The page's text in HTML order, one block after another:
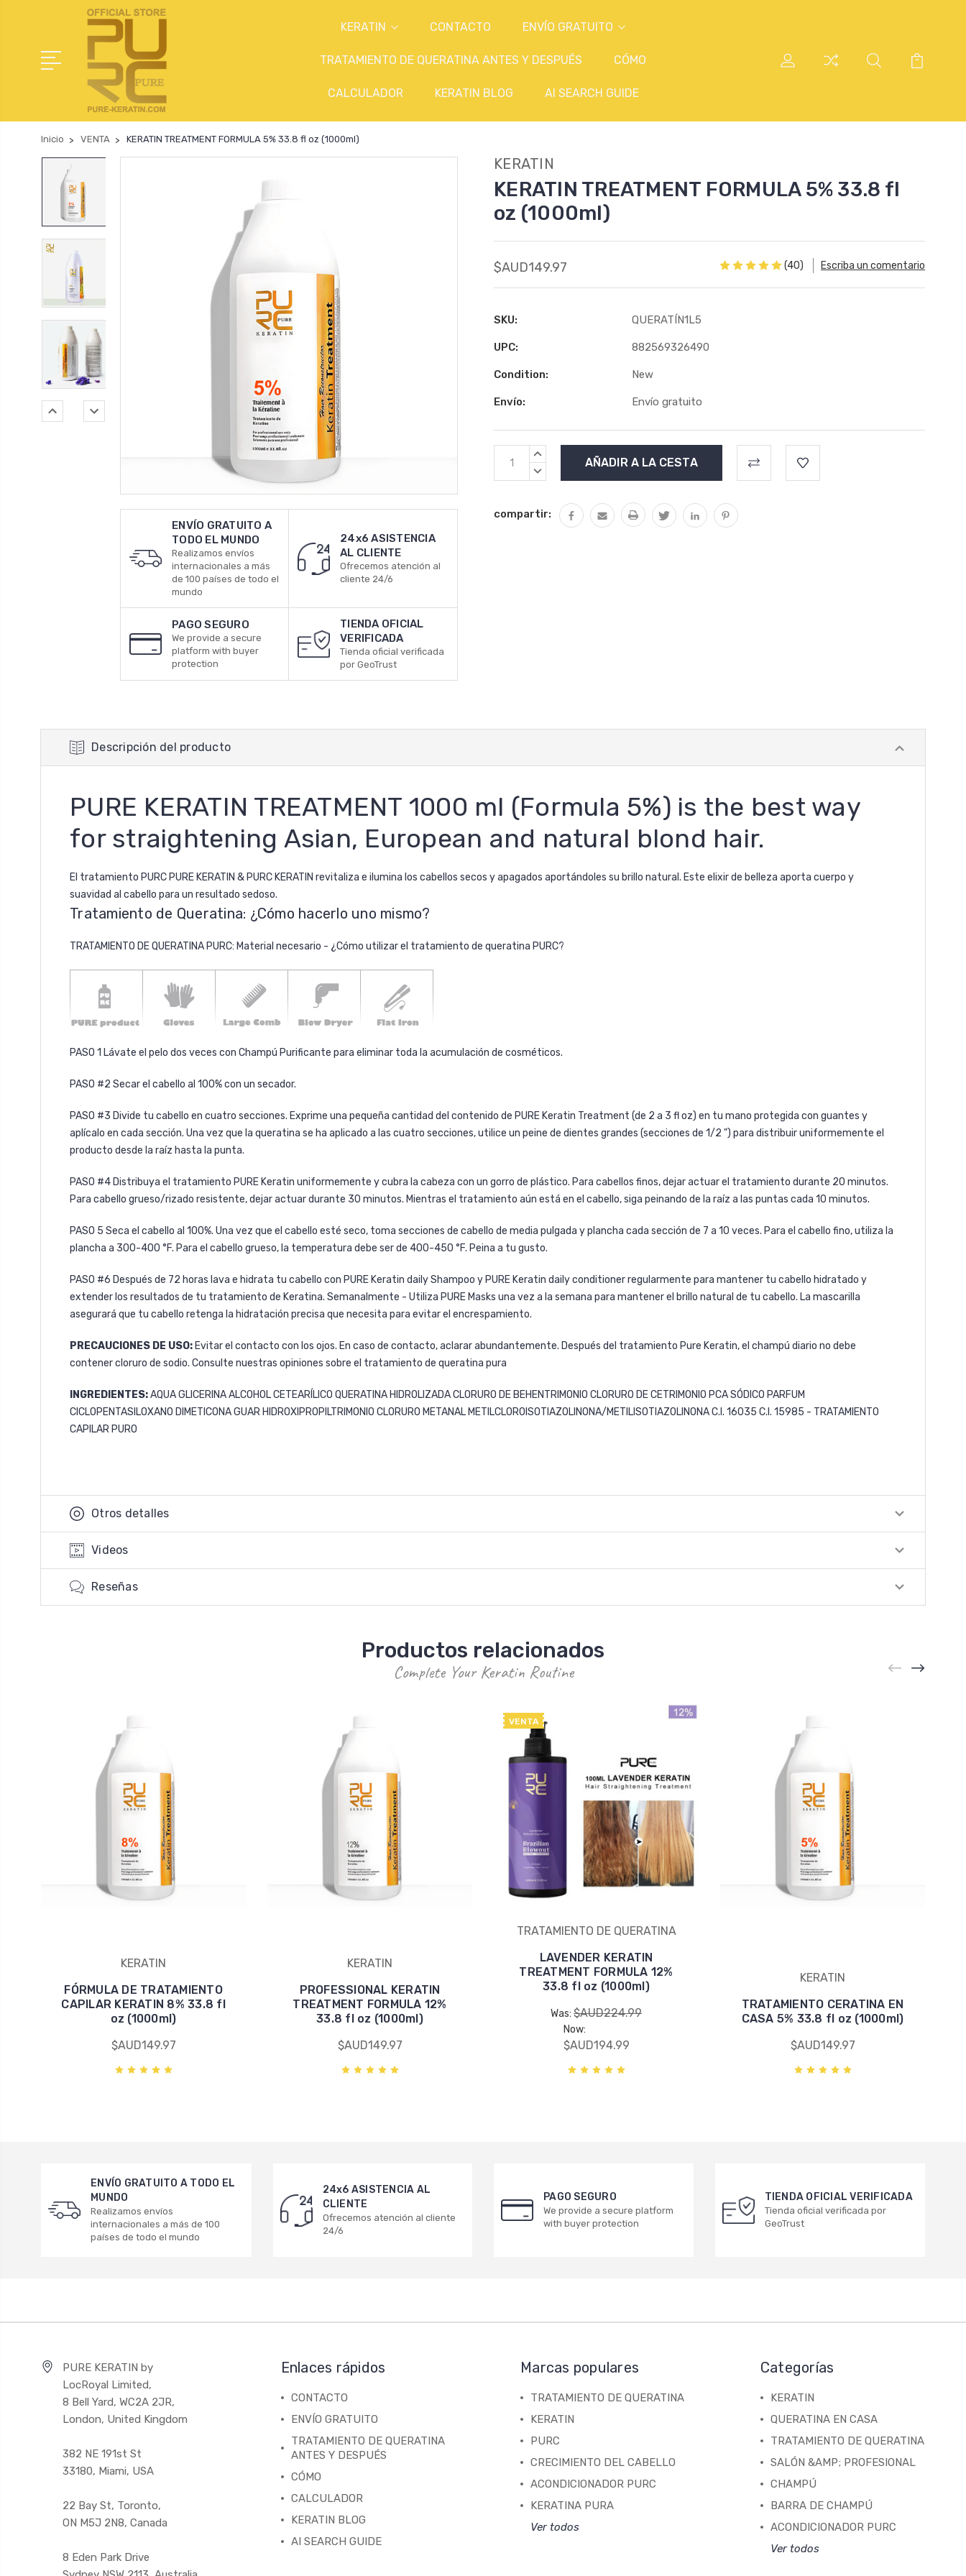
KERATIN CONTACTO ENVÍO GRATUITO
TRATAMIENTO DE QUERATINA ANTES Y DESPUÉS CÓMO
CALCULADOR KERATIN BLOG AI SEARCH GUIDE
Inicio VENTA KERATIN TREATMENT FORMULA 5% 33.8 fl oz (1000ml)
ENVÍO GRATUITO A
TODO EL MUNDO
Realizamos envíos
internacionales a más
de 100 países de todo el
mundo
24x6 ASISTENCIA
AL CLIENTE
Ofrecemos atención al
cliente 24/6
PAGO SEGURO
We provide a secure
platform with buyer
protection
TIENDA OFICIAL
VERIFICADA
Tienda oficial verificada
por GeoTrust
KERATIN
KERATIN TREATMENT FORMULA 5% 33.8 fl
oz (1000ml)
$AUD149.97 (40) Escriba un comentario
SKU: QUERATÍN1L5
UPC: 882569326490
Condition: New
Envío: Envío gratuito
actual:
AUMENTAR
CANTIDAD:
DISMINUIR
compartir:
Descripción del producto
PURE KERATIN TREATMENT 1000 ml (Formula 5%) is the best way
for straightening Asian, European and natural blond hair.
El tratamiento PURC PURE KERATIN & PURC KERATIN revitaliza e ilumina los cabellos secos y apagados aportándoles su brillo natural. Este elixir de belleza aporta cuerpo y
suavidad al cabello para un resultado sedoso.
Tratamiento de Queratina: ¿Cómo hacerlo uno mismo?
TRATAMIENTO DE QUERATINA PURC: Material necesario - ¿Cómo utilizar el tratamiento de queratina PURC?
PASO 1 Lávate el pelo dos veces con Champú Purificante para eliminar toda la acumulación de cosméticos.
PASO #2 Secar el cabello al 100% con un secador.
PASO #3 Divide tu cabello en cuatro secciones. Exprime una pequeña cantidad del contenido de PURE Keratin Treatment (de 2 a 3 fl oz) en tu mano protegida con guantes y
aplícalo en cada sección. Una vez que la queratina se ha aplicado a las cuatro secciones, utilice un peine de dientes grandes (secciones de 1/2 ") para distribuir uniformemente el
producto desde la raíz hasta la punta.
PASO #4 Distribuya el tratamiento PURE Keratin uniformemente y cubra la cabeza con un gorro de plástico. Para cabellos finos, dejar actuar el tratamiento durante 20 minutos.
Para cabello grueso/rizado resistente, dejar actuar durante 30 minutos. Mientras el tratamiento aún está en el cabello, siga peinando de la raíz a las puntas cada 10 minutos.
PASO 5 Seca el cabello al 100%. Una vez que el cabello esté seco, toma secciones de cabello de media pulgada y plancha cada sección de 7 a 10 veces. Para el cabello fino, utiliza la
plancha a 300-400 °F. Para el cabello grueso, la temperatura debe ser de 400-450 °F. Peina a tu gusto.
PASO #6 Después de 72 horas lava e hidrata tu cabello con PURE Keratin daily Shampoo y PURE Keratin daily conditionerregularmente para mantener tu cabello hidratado y
extender los resultados de tu tratamiento de Keratina. Semanalmente - Utiliza PURE Masks una vez a la semana para mantener el brillo natural de tu cabello. La mascarilla
asegurará que tu cabello retenga la hidratación precisa que necesita para evitar el encrespamiento.
PRECAUCIONES DE USO: Evitar el contacto con los ojos. En caso de contacto, aclarar abundantemente. Después del tratamiento Pure Keratin, el champú diario no debe
contener cloruro de sodio. Consulte nuestras opiniones sobre el tratamiento de queratina pura
INGREDIENTES:AQUA GLICERINA ALCOHOL CETEARÍLICO QUERATINA HIDROLIZADA CLORURO DE BEHENTRIMONIO CLORURO DE CETRIMONIO PCA SÓDICO PARFUM
CICLOPENTASILOXANO DIMETICONA GUAR HIDROXIPROPILTRIMONIO CLORURO METANAL METILCLOROISOTIAZOLINONA/METILISOTIAZOLINONA C.I. 16035 C.I. 15985 - TRATAMIENTO
CAPILAR PURO
Otros detalles
Videos
Reseñas
Productos relacionados
Complete Your Keratin Routine
KERATIN
FÓRMULA DE TRATAMIENTO
CAPILAR KERATIN 8% 33.8 fl
oz (1000ml)
$AUD149.97
KERATIN
PROFESSIONAL KERATIN
TREATMENT FORMULA 12%
33.8 fl oz (1000ml)
$AUD149.97
VENTA
TRATAMIENTO DE QUERATINA
LAVENDER KERATIN
TREATMENT FORMULA 12%
33.8 fl oz (1000ml)
Was: $AUD224.99
Now:
$AUD194.99
KERATIN
TRATAMIENTO CERATINA EN
CASA 5% 33.8 fl oz (1000ml)
$AUD149.97
ENVÍO GRATUITO A TODO EL
MUNDO
Realizamos envíos
internacionales a más de 100
países de todo el mundo
24x6 ASISTENCIA AL
CLIENTE
Ofrecemos atención al cliente
24/6
PAGO SEGURO
We provide a secure platform
with buyer protection
TIENDA OFICIAL VERIFICADA
Tienda oficial verificada por
GeoTrust
PURE KERATIN by
LocRoyal Limited,
8 Bell Yard, WC2A 2JR,
London, United Kingdom
382 NE 191st St
33180, Miami, USA
22 Bay St, Toronto,
ON M5J 2N8, Canada
8 Eden Park Drive
Enlaces rápidos
CONTACTO
ENVÍO GRATUITO
TRATAMIENTO DE QUERATINA
ANTES Y DESPUÉS
CÓMO
CALCULADOR
KERATIN BLOG
AI SEARCH GUIDE
Marcas populares
TRATAMIENTO DE QUERATINA
KERATIN
PURC
CRECIMIENTO DEL CABELLO
ACONDICIONADOR PURC
KERATINA PURA
Ver todos
Categorías
KERATIN
QUERATINA EN CASA
TRATAMIENTO DE QUERATINA
SALÓN &AMP; PROFESIONAL
CHAMPÚ
BARRA DE CHAMPÚ
ACONDICIONADOR PURC
Ver todos